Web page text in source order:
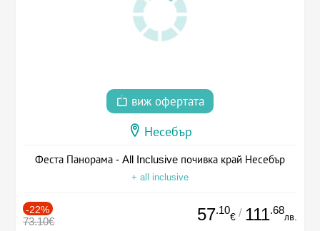
виж офертата
Несебър
Феста Панорама - All Inclusive почивка край Несебър
+ all inclusive
-22%
73.10€ 57.10
€ / 111.68
лв.